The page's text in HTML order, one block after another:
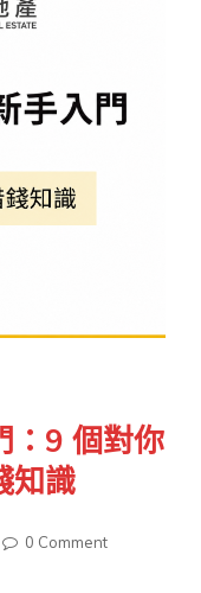
：9 個對你
知識
0 Comment